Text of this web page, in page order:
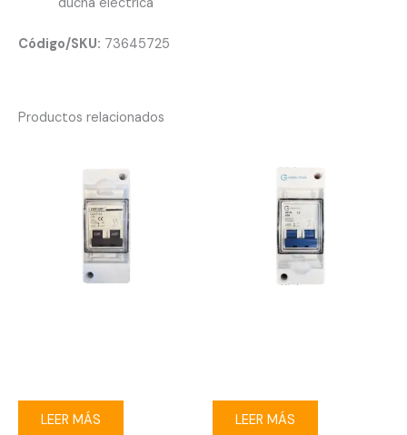
Código/SKU: 73645725
Productos relacionados
LEER MÁS LEER MÁS